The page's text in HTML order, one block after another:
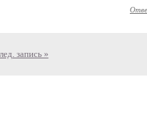
запись »